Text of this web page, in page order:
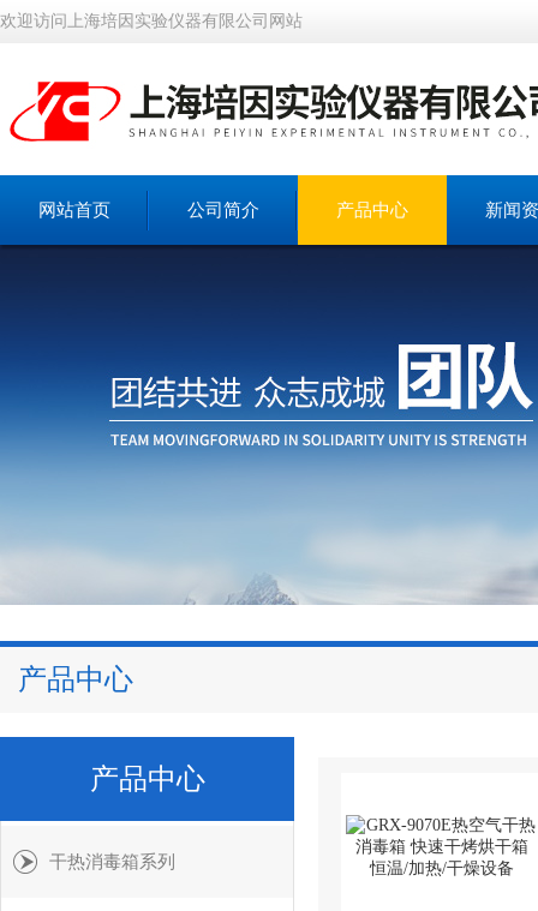
欢迎访问上海培因实验仪器有限公司网站
网站首页 公司简介 产品中心 新闻
产品中心
产品中心
干热消毒箱系列